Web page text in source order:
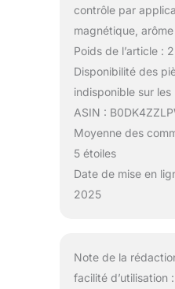
contrôle par
magnétique,
Poids de l’article :
Disponibilité des
indisponible sur
ASIN :
Moyenne des
5 étoiles
Date de mise en
2025
Note de la
facilité d’utilisation :